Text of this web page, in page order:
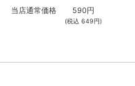
当店通常価格 590円
(税込 649円)